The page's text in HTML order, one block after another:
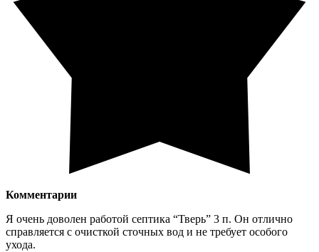
Комментарии
Я очень доволен работой септика “Тверь” 3 п. Он отлично
справляется с очисткой сточных вод и не требует особого
ухода.